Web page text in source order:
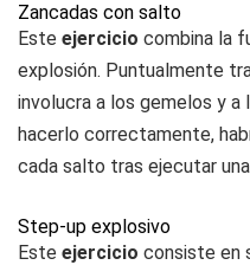
Zancadas con salto
Este ejercicio combina la
explosión. Puntualmente
involucra a los gemelos y a
hacerlo correctamente,
cada salto tras ejecutar
Step-up explosivo
Este ejercicio consiste en